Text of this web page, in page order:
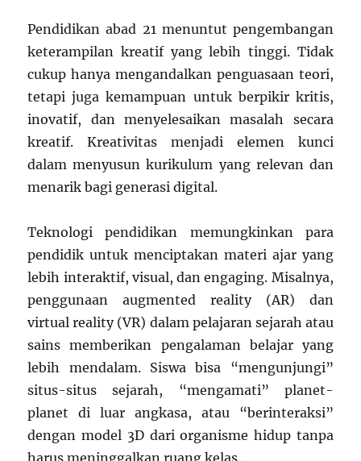
Pendidikan abad 21 menuntut pengembangan
keterampilan kreatif yang lebih tinggi. Tidak
cukup hanya mengandalkan penguasaan teori,
tetapi juga kemampuan untuk berpikir kritis,
inovatif, dan menyelesaikan masalah secara
kreatif. Kreativitas menjadi elemen kunci
dalam menyusun kurikulum yang relevan dan
menarik bagi generasi digital.
Teknologi pendidikan memungkinkan para
pendidik untuk menciptakan materi ajar yang
lebih interaktif, visual, dan engaging. Misalnya,
penggunaan augmented reality (AR) dan
virtual reality (VR) dalam pelajaran sejarah atau
sains memberikan pengalaman belajar yang
lebih mendalam. Siswa bisa “mengunjungi”
situs-situs sejarah, “mengamati” planet-
planet di luar angkasa, atau “berinteraksi”
dengan model 3D dari organisme hidup tanpa
harus meninggalkan ruang kelas.